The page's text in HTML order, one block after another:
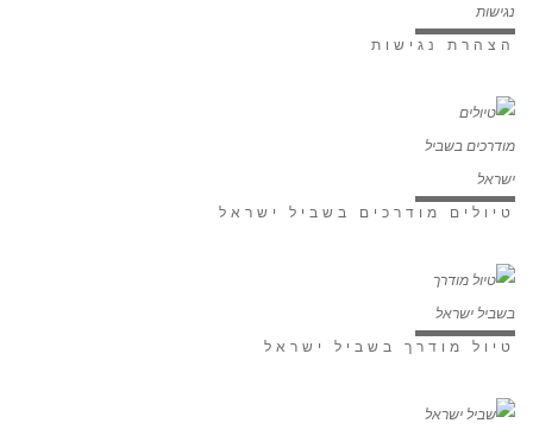
הצהרת נגישות
טיולים מודרכים בשביל ישראל
טיול מודרך בשביל ישראל